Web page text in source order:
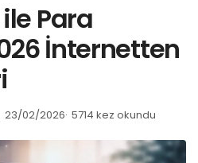
Para
İnternetten
23/02/2026 5714 kez okundu